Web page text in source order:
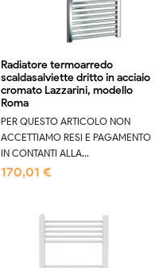
Radiatore termoarredo
scaldasalviette dritto in acciaio
cromato Lazzarini, modello
Roma
PER QUESTO ARTICOLO NON
ACCETTIAMO RESI E PAGAMENTO
IN CONTANTI ALLA...
170,01 €